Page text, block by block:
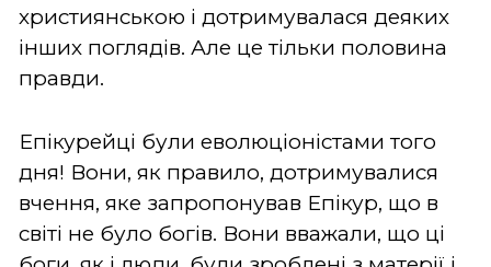
християнською і дотримувалася деяких
інших поглядів. Але це тільки половина
правди.
Епікурейці були еволюціоністами того
дня! Вони, як правило, дотримувалися
вчення, яке запропонував Епікур, що в
світі не було богів. Вони вважали, що ці